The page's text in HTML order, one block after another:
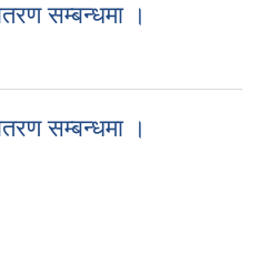
सम्बन्धमा ।
सम्बन्धमा ।